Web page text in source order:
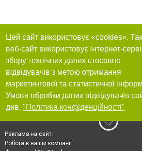
Цей сайт використовує «cookies».
веб-сайт використовує інтернет-
збору технічних даних стосовно
відвідувачів з метою отримання
маркетингової та статистичної
Умови обробки даних відвідувачів
див. "Політика конфіденційності"
Реклама на сайті
Робота в нашій компанії